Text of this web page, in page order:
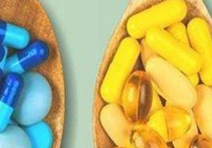
على مكملات الفيتاميناتالمتعددة
الغذائية، ومع ذلك، ينبغي أن
بتناول هذه المكملات بكميات زائدة،
المحتملة عند استخدامها بشكل صحيح،
خطيرة على الصحة.